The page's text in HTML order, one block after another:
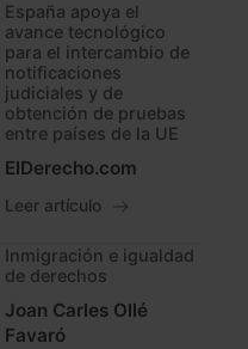
España apoya el
avance tecnológico
para el intercambio de
notificaciones
judiciales y de
obtención de pruebas
entre países de la UE
ElDerecho.com
Leer artículo
Inmigración e igualdad
de derechos
Joan Carles Ollé
Favaró